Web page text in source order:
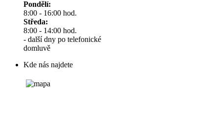
Pondělí:
8:00 - 16:00 hod.
Středa:
8:00 - 14:00 hod.
- další dny po telefonické
domluvě
Kde nás najdete